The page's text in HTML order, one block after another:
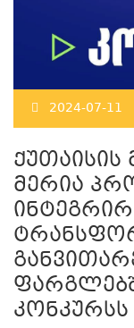
2024-07-11
ქუთაისის
მერია
კონკურსს